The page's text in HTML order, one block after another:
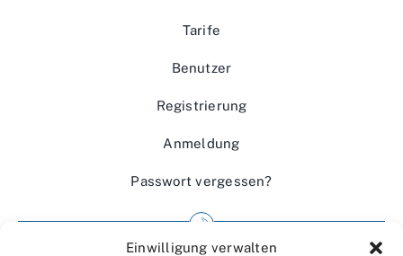
Einwilligung verwalten
Tarife
Benutzer
Registrierung
Anmeldung
Passwort vergessen?